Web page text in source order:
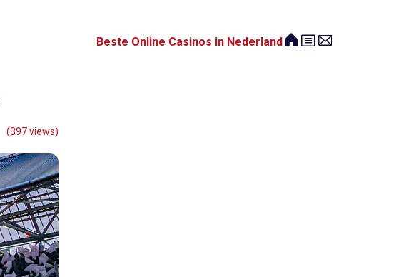
Beste Online Casinos in Nederland
(397 views)